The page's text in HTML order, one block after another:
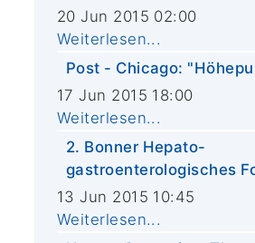
20 Jun 2015 02:00
Weiterlesen...
Post - Chicago:
17 Jun 2015 18:00
Weiterlesen...
2. Bonner Hepato-
gastroenterologisches
13 Jun 2015 10:45
Weiterlesen...